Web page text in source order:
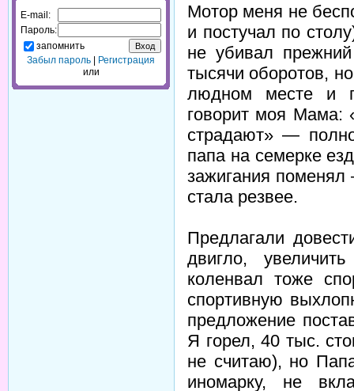
E-mail:
Пароль:
запомнить
Забыл пароль
Регистрация
или
Мотор меня не
и постучал по
не убивал
тысячи оборотов,
людном месте и
говорит моя Мама:
страдают» —
папа на семерке
зажигания
стала резвее.
Предлагали
двигло,
коленвал тоже
спортивную
предложение
Я горел, 40 тыс.
не считаю), но
иномарку, не